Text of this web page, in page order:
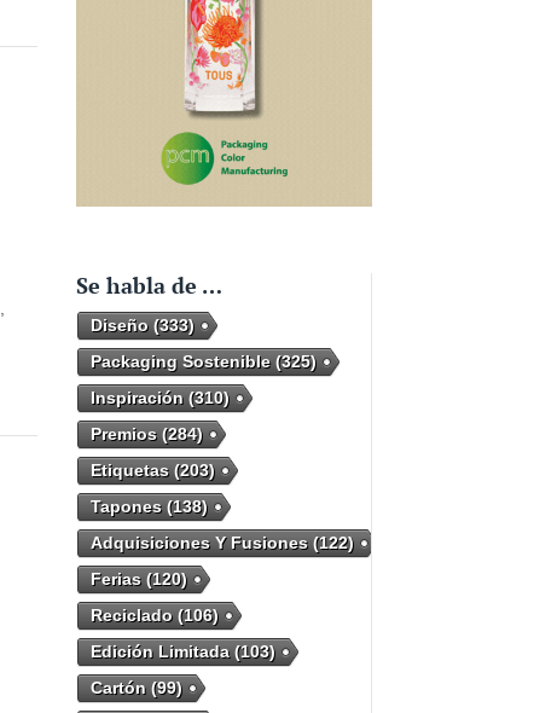
Se habla de …
Diseño(333)
Packaging Sostenible(325)
Inspiración(310)
Premios(284)
Etiquetas(203)
Tapones(138)
Adquisiciones Y Fusiones(122)
Ferias(120)
Reciclado(106)
Edición Limitada(103)
Cartón(99)